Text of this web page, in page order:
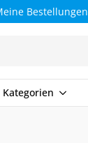
Bestellungen